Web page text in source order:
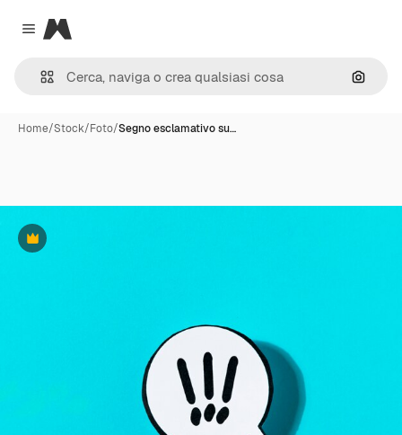
Close menu
Magnific
Cerca
Home/Stock/Foto/Segno esclamativo su…
Premium